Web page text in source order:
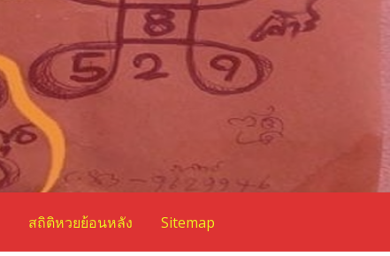
สถิติหวยย้อนหลัง Sitemap